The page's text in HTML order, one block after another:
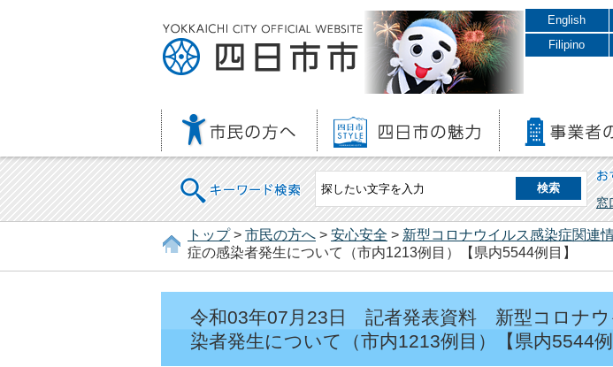
English
Filipino
キーワード検索 お
窓
トップ> 市民の方へ > 安心安全 > 新型コロナウイルス感染症関連
症の感染者発生について（市内1213例目）【県内5544例目】
令和03年07月23日 記者発表資料 新型コロナウ
染者発生について（市内1213例目）【県内5544例